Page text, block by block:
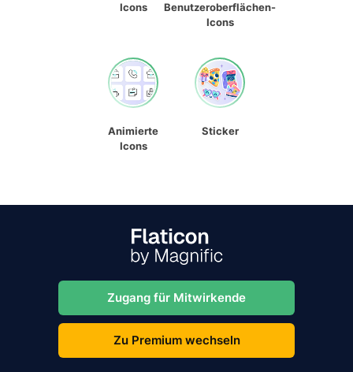
Icons
Benutzeroberflächen-
Icons
Animierte
Icons
Sticker
Zugang für Mitwirkende
Zu Premium wechseln